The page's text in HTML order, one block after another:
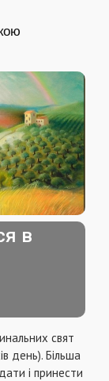
в
свят
день). Більша
і принести